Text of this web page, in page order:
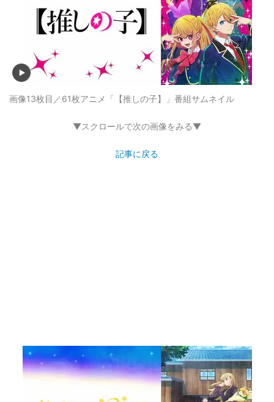
画像13枚目／61枚アニメ「【推しの子】」番組サムネイル
▼スクロールで次の画像をみる▼
記事に戻る